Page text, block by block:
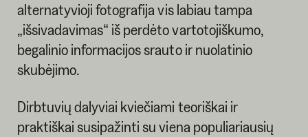
alternatyvioji fotografija vis labiau tampa
„išsivadavimas“ iš perdėto vartotojiškumo,
begalinio informacijos srauto ir nuolatinio
skubėjimo.
Dirbtuvių dalyviai kviečiami teoriškai ir
praktiškai susipažinti su viena populiariausių